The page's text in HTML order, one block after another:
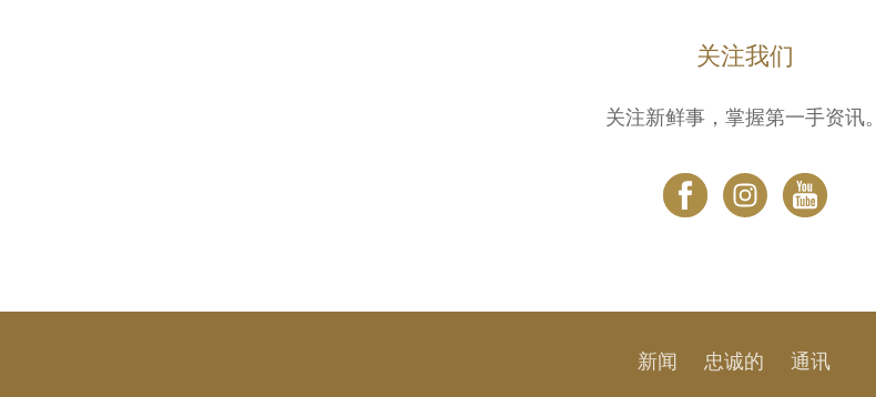
关注我们
关注新鲜事，掌握第一手资讯。
新闻 忠诚的 通讯